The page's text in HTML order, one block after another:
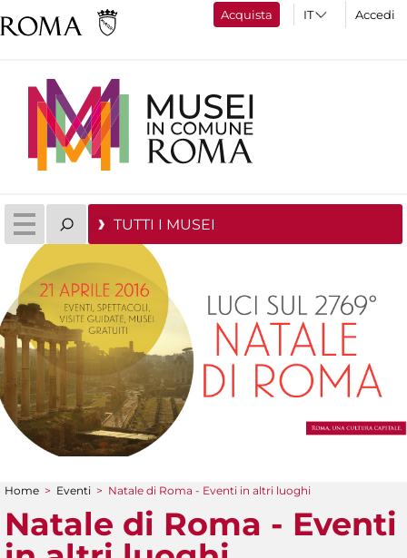
Acquista Accedi
TUTTI I MUSEI
Tu sei qui
Home > Eventi > Natale di Roma - Eventi in altri luoghi
Natale di Roma - Eventi